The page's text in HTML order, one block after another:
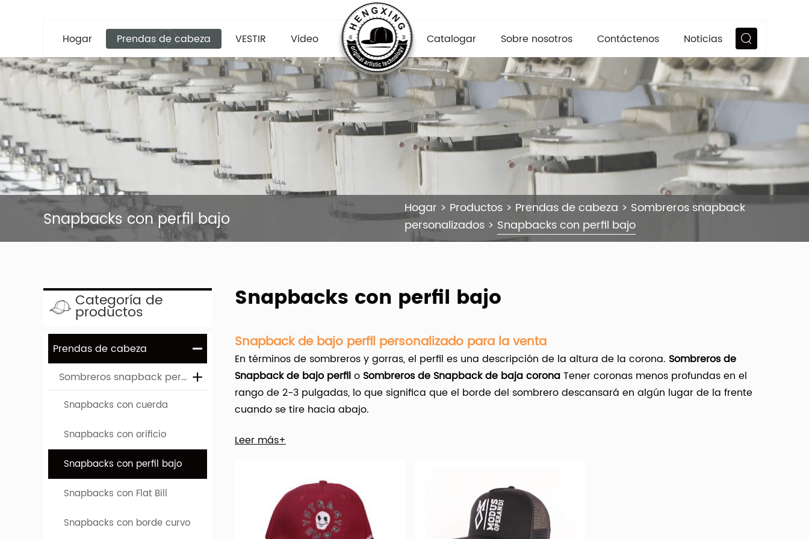
Hogar Prendas de cabeza VESTIR Video Catalogar Sobre nosotros Contáctenos Noticias
Snapbacks con perfil bajo Hogar > Productos > Prendas de cabeza > Sombreros snapback
personalizados > Snapbacks con perfil bajo
Snapbacks con perfil bajo
Snapback de bajo perfil personalizado para la venta
En términos de sombreros y gorras, el perfil es una descripción de la altura de la corona. Sombreros de
Snapback de bajo perfilo Sombreros de Snapback de baja coronaTener coronas menos profundas en el
rango de 2-3 pulgadas, lo que significa que el borde del sombrero descansará en algún lugar de la frente
cuando se tire hacia abajo.
Hengxing Caps Factory (
Una amplia variedad de opciones de Snapback Hats de bajo perfil están disponibles para usted, como
impresos, bordados y apliques. También puede elegir entre el personaje, las rayas y la imagen. Así como de
100% algodón, 100% de lana y poliéster/algodón. Y si el snapback de bajo perfil personalizado es unisex o
Leer más+
Categoría de
productos
Prendas de cabeza
Sombreros snapback personalizados
Snapbacks con cuerda
Snapbacks con orificio
Snapbacks con perfil bajo
Snapbacks con Flat Bill
Snapbacks con borde curvo